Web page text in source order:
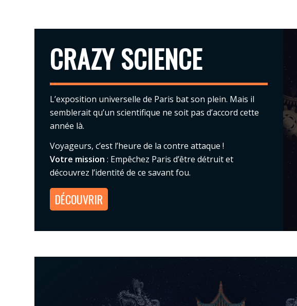
CRAZY SCIENCE
L’exposition universelle de Paris bat son plein. Mais il
semblerait qu’un scientifique ne soit pas d’accord cette
année là.
Voyageurs, c’est l’heure de la contre attaque !
Votre mission : Empêchez Paris d’être détruit et
découvrez l’identité de ce savant fou.
DÉCOUVRIR